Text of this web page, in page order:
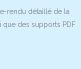
rendu détaillé de la
que des supports PDF